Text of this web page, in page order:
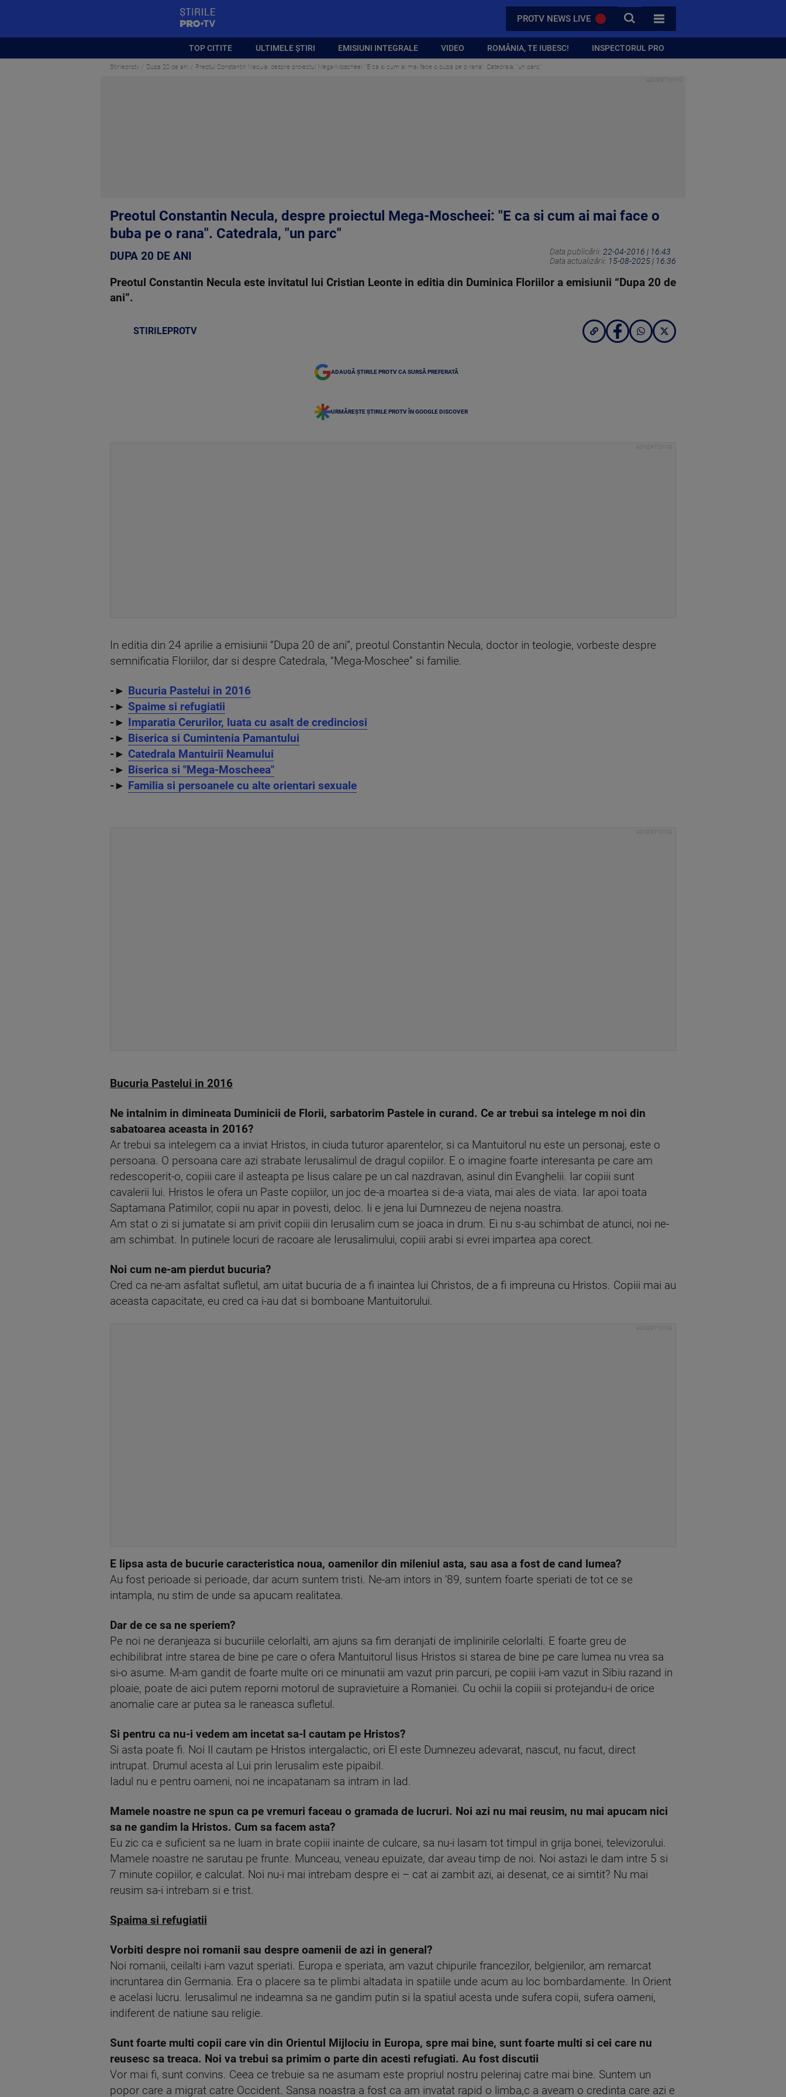
PROTV NEWS LIVE CAUTA
TOATE CATEGORIILE
TOP CITITE ULTIMELE ȘTIRI EMISIUNI INTEGRALE VIDEO ROMÂNIA, TE IUBESC! INSPECTORUL PRO
Stirileprotv Dupa 20 de ani Preotul Constantin Necula, despre proiectul Mega-Moscheei: "E ca si cum ai mai face o buba pe o rana". Catedrala, "un parc"
Preotul Constantin Necula, despre proiectul Mega-Moscheei: "E ca si cum ai mai face o
buba pe o rana". Catedrala, "un parc"
DUPA 20 DE ANI Data publicării: 22-04-2016 | 16:43
Data actualizării: 15-08-2025 | 16:36
Preotul Constantin Necula este invitatul lui Cristian Leonte in editia din Duminica Floriilor a emisiunii “Dupa 20 de
ani”.
STIRILEPROTV
ADAUGĂ ȘTIRILE PROTV CA SURSĂ PREFERATĂ
URMĂREȘTE ȘTIRILE PROTV ÎN GOOGLE DISCOVER
In editia din 24 aprilie a emisiunii “Dupa 20 de ani”, preotul Constantin Necula, doctor in teologie, vorbeste despre
semnificatia Floriilor, dar si despre Catedrala, “Mega-Moschee” si familie.
-► Bucuria Pastelui in 2016
-► Spaime si refugiatii
-►
Imparatia Cerurilor, luata cu asalt de credinciosi
-► Biserica si Cumintenia Pamantului
-► Catedrala Mantuirii Neamului
-► Biserica si "Mega-Moscheea"
-► Familia si persoanele cu alte orientari sexuale
Bucuria Pastelui in 2016
Ne intalnim in dimineata Duminicii de Florii, sarbatorim Pastele in curand. Ce ar trebui sa intelege m noi din
sabatoarea aceasta in 2016?
Ar trebui sa intelegem ca a inviat Hristos, in ciuda tuturor aparentelor, si ca Mantuitorul nu este un personaj, este o
persoana. O persoana care azi strabate Ierusalimul de dragul copiilor. E o imagine foarte interesanta pe care am
redescoperit-o, copiii care il asteapta pe Iisus calare pe un cal nazdravan, asinul din Evanghelii. Iar copiii sunt
cavalerii lui. Hristos le ofera un Paste copiilor, un joc de-a moartea si de-a viata, mai ales de viata. Iar apoi toata
Saptamana Patimilor, copii nu apar in povesti, deloc. Ii e jena lui Dumnezeu de nejena noastra.
Am stat o zi si jumatate si am privit copiii din Ierusalim cum se joaca in drum. Ei nu s-au schimbat de atunci, noi ne-
am schimbat. In putinele locuri de racoare ale Ierusalimului, copiii arabi si evrei impartea apa corect.
Noi cum ne-am pierdut bucuria?
Cred ca ne-am asfaltat sufletul, am uitat bucuria de a fi inaintea lui Christos, de a fi impreuna cu Hristos. Copiii mai au
aceasta capacitate, eu cred ca i-au dat si bomboane Mantuitorului.
E lipsa asta de bucurie caracteristica noua, oamenilor din mileniul asta, sau asa a fost de cand lumea?
Au fost perioade si perioade, dar acum suntem tristi. Ne-am intors in ’89, suntem foarte speriati de tot ce se
intampla, nu stim de unde sa apucam realitatea.
Dar de ce sa ne speriem?
Pe noi ne deranjeaza si bucuriile celorlalti, am ajuns sa fim deranjati de implinirile celorlalti. E foarte greu de
echibilibrat intre starea de bine pe care o ofera Mantuitorul Iisus Hristos si starea de bine pe care lumea nu vrea sa
si-o asume. M-am gandit de foarte multe ori ce minunatii am vazut prin parcuri, pe copiii i-am vazut in Sibiu razand in
ploaie, poate de aici putem reporni motorul de supravietuire a Romaniei. Cu ochii la copiii si protejandu-i de orice
anomalie care ar putea sa le raneasca sufletul.
Si pentru ca nu-i vedem am incetat sa-l cautam pe Hristos?
Si asta poate fi. Noi Il cautam pe Hristos intergalactic, ori El este Dumnezeu adevarat, nascut, nu facut, direct
intrupat. Drumul acesta al Lui prin Ierusalim este pipaibil.
Iadul nu e pentru oameni, noi ne incapatanam sa intram in Iad.
Mamele noastre ne spun ca pe vremuri faceau o gramada de lucruri. Noi azi nu mai reusim, nu mai apucam nici
sa ne gandim la Hristos. Cum sa facem asta?
Eu zic ca e suficient sa ne luam in brate copiii inainte de culcare, sa nu-i lasam tot timpul in grija bonei, televizorului.
Mamele noastre ne sarutau pe frunte. Munceau, veneau epuizate, dar aveau timp de noi. Noi astazi le dam intre 5 si
7 minute copiilor, e calculat. Noi nu-i mai intrebam despre ei – cat ai zambit azi, ai desenat, ce ai simtit? Nu mai
reusim sa-i intrebam si e trist.
Spaima si refugiatii
Vorbiti despre noi romanii sau despre oamenii de azi in general?
Noi romanii, ceilalti i-am vazut speriati. Europa e speriata, am vazut chipurile francezilor, belgienilor, am remarcat
incruntarea din Germania. Era o placere sa te plimbi altadata in spatiile unde acum au loc bombardamente. In Orient
e acelasi lucru. Ierusalimul ne indeamna sa ne gandim putin si la spatiul acesta unde sufera copii, sufera oameni,
indiferent de natiune sau religie.
Sunt foarte multi copii care vin din Orientul Mijlociu in Europa, spre mai bine, sunt foarte multi si cei care nu
reusesc sa treaca. Noi va trebui sa primim o parte din acesti refugiati. Au fost discutii
Vor mai fi, sunt convins. Ceea ce trebuie sa ne asumam este propriul nostru pelerinaj catre mai bine. Suntem un
popor care a migrat catre Occident. Sansa noastra a fost ca am invatat rapid o limba,c a aveam o credinta care azi e